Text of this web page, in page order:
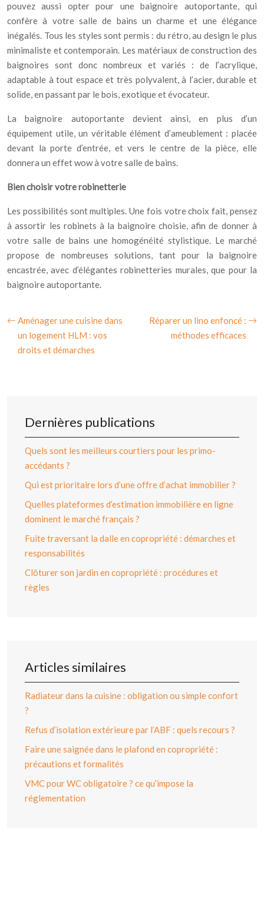
pouvez aussi opter pour une baignoire autoportante, qui
confère à votre salle de bains un charme et une élégance
inégalés. Tous les styles sont permis : du rétro, au design le plus
minimaliste et contemporain. Les matériaux de construction des
baignoires sont donc nombreux et variés : de l’acrylique,
adaptable à tout espace et très polyvalent, à l’acier, durable et
solide, en passant par le bois, exotique et évocateur.
La baignoire autoportante devient ainsi, en plus d’un
équipement utile, un véritable élément d’ameublement : placée
devant la porte d’entrée, et vers le centre de la pièce, elle
donnera un effet wow à votre salle de bains.
Bien choisir votre robinetterie
Les possibilités sont multiples. Une fois votre choix fait, pensez
à assortir les robinets à la baignoire choisie, afin de donner à
votre salle de bains une homogénéité stylistique. Le marché
propose de nombreuses solutions, tant pour la baignoire
encastrée, avec d’élégantes robinetteries murales, que pour la
baignoire autoportante.
Aménager une cuisine dans
un logement HLM : vos
droits et démarches
Réparer un lino enfoncé :
méthodes efficaces
Dernières publications
Quels sont les meilleurs courtiers pour les primo-
accédants ?
Qui est prioritaire lors d’une offre d’achat immobilier ?
Quelles plateformes d’estimation immobilière en ligne
dominent le marché français ?
Fuite traversant la dalle en copropriété : démarches et
responsabilités
Clôturer son jardin en copropriété : procédures et
règles
Articles similaires
Radiateur dans la cuisine : obligation ou simple confort
?
Refus d’isolation extérieure par l’ABF : quels recours ?
Faire une saignée dans le plafond en copropriété :
précautions et formalités
VMC pour WC obligatoire ? ce qu’impose la
réglementation